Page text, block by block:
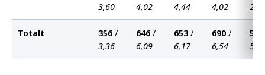
3,60
4,02
4,44
4,02
Totalt 356 /
3,36
646 /
6,09
653 /
6,17
690 /
6,54
532